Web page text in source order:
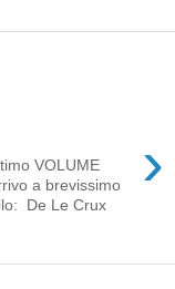
›
VOLUME
a brevissimo
De Le Crux